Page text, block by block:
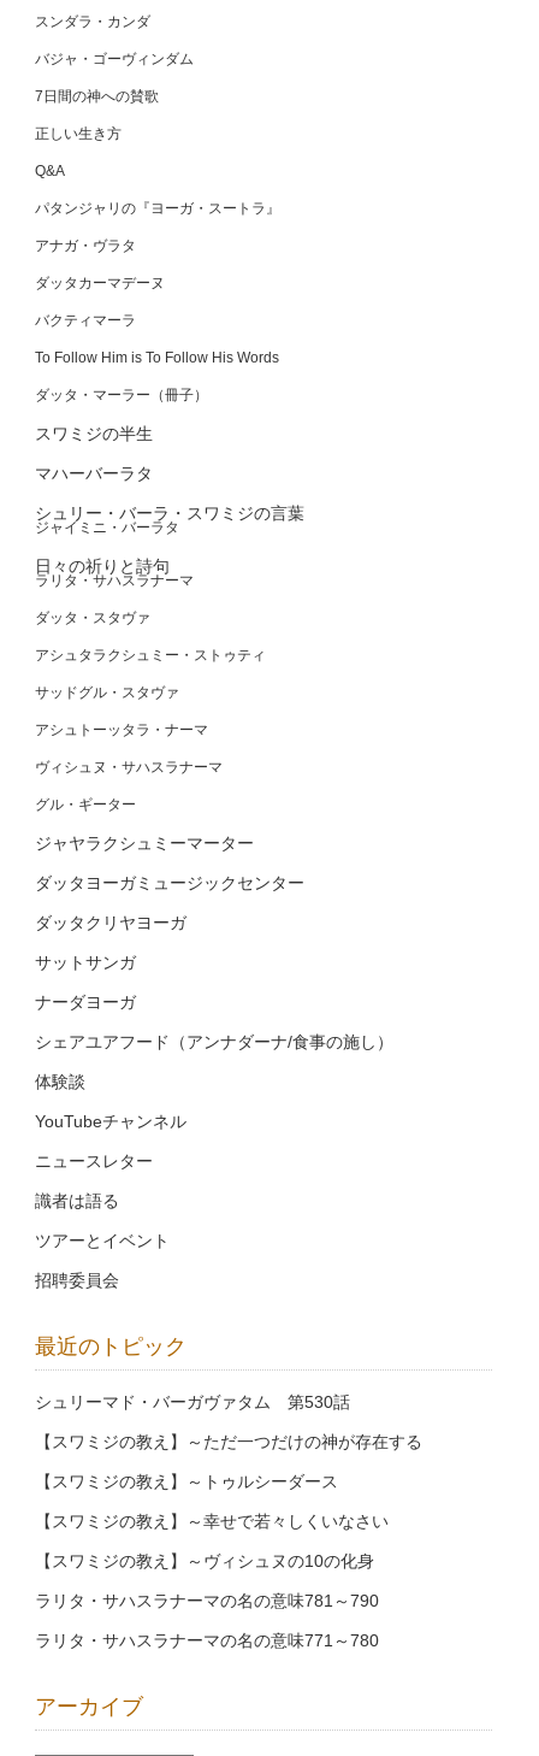
スンダラ・カンダ
バジャ・ゴーヴィンダム
7日間の神への賛歌
正しい生き方
Q&A
パタンジャリの『ヨーガ・スートラ』
アナガ・ヴラタ
ダッタカーマデーヌ
バクティマーラ
To Follow Him is To Follow His Words
ダッタ・マーラー（冊子）
スワミジの半生
マハーバーラタ
シュリー・バーラ・スワミジの言葉
ジャイミニ・バーラタ
日々の祈りと詩句
ラリタ・サハスラナーマ
ダッタ・スタヴァ
アシュタラクシュミー・ストゥティ
サッドグル・スタヴァ
アシュトーッタラ・ナーマ
ヴィシュヌ・サハスラナーマ
グル・ギーター
ジャヤラクシュミーマーター
ダッタヨーガミュージックセンター
ダッタクリヤヨーガ
サットサンガ
ナーダヨーガ
シェアユアフード（アンナダーナ/食事の施し）
体験談
YouTubeチャンネル
ニュースレター
識者は語る
ツアーとイベント
招聘委員会
最近のトピック
シュリーマド・バーガヴァタム 第530話
【スワミジの教え】～ただ一つだけの神が存在する
【スワミジの教え】～トゥルシーダース
【スワミジの教え】～幸せで若々しくいなさい
【スワミジの教え】～ヴィシュヌの10の化身
ラリタ・サハスラナーマの名の意味781～790
ラリタ・サハスラナーマの名の意味771～780
アーカイブ